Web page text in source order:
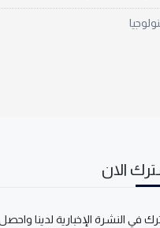
الان
في النشرة الإخبارية لدينا